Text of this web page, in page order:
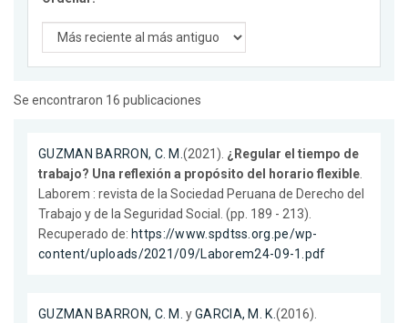
Se encontraron 16 publicaciones
GUZMAN BARRON, C. M.(2021). ¿Regular el tiempo de
trabajo? Una reflexión a propósito del horario flexible.
Laborem : revista de la Sociedad Peruana de Derecho del
Trabajo y de la Seguridad Social. (pp. 189 - 213).
Recuperado de: https://www.spdtss.org.pe/wp-
content/uploads/2021/09/Laborem24-09-1.pdf
GUZMAN BARRON, C. M. yGARCIA, M. K.(2016).